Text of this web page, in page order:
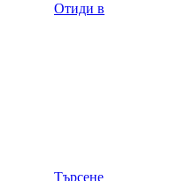
Отиди в
Търсене